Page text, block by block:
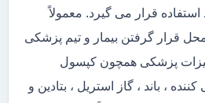
قرار می گیرد. معمولاً
قرار گرفتن بیمار و تیم پزشکی
پزشکی همچون کپسول
، باند ، گاز استریل ، بتادین و